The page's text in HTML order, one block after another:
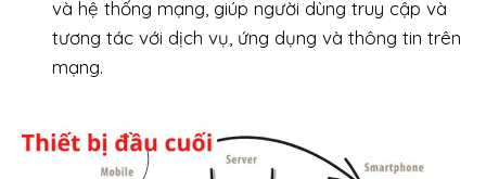
và hệ thống mạng, giúp người dùng truy cập và
tương tác với dịch vụ, ứng dụng và thông tin trên
mạng.